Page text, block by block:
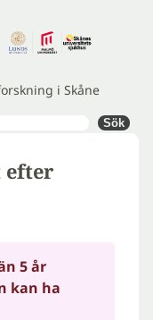
i Skåne
Sök
efter
5 år
kan ha